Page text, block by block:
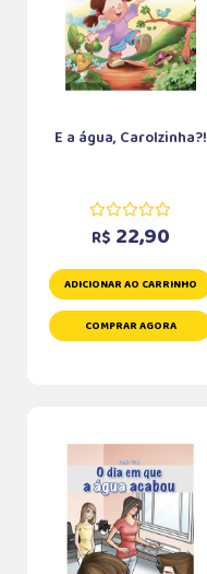
E a água, Carolzinha?!
R$ 22,90
ADICIONAR AO CARRINHO
COMPRAR AGORA